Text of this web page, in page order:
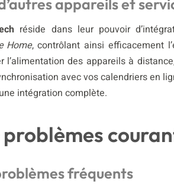
appareils et
réside dans leur pouvoir
Home, contrôlant ainsi efficacement
des appareils à
avec vos calendriers en
intégration complète.
fréquents